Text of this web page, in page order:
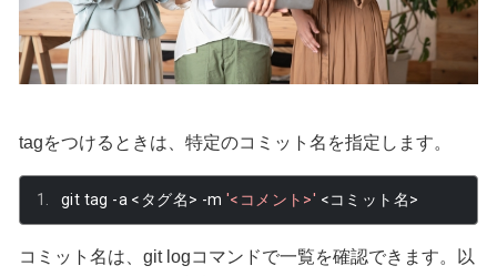
tagをつけるときは、特定のコミット名を指定します。
git tag -a <タグ名> -m '<コメント>' <コミット名>
コミット名は、git logコマンドで一覧を確認できます。以